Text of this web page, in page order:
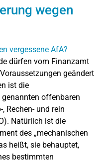
wegen
dürfen vom Finanzamt
geändert
ist die
offenbaren
Rechen- und rein
Natürlich ist die
des „mechanischen
heißt, sie behauptet,
bestimmten